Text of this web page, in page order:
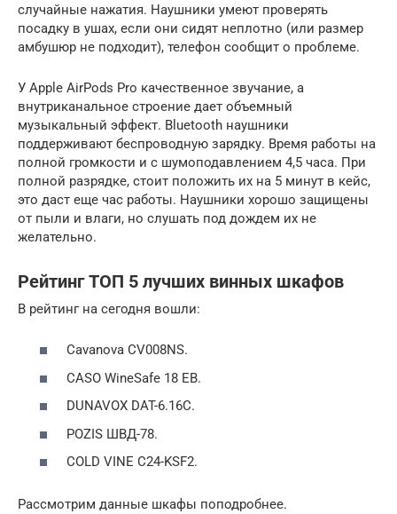
случайные нажатия. Наушники умеют проверять
посадку в ушах, если они сидят неплотно (или размер
амбушюр не подходит), телефон сообщит о проблеме.
У Apple AirPods Pro качественное звучание, а
внутриканальное строение дает объемный
музыкальный эффект. Bluetooth наушники
поддерживают беспроводную зарядку. Время работы на
полной громкости и с шумоподавлением 4,5 часа. При
полной разрядке, стоит положить их на 5 минут в кейс,
это даст еще час работы. Наушники хорошо защищены
от пыли и влаги, но слушать под дождем их не
желательно.
Рейтинг ТОП 5 лучших винных шкафов
В рейтинг на сегодня вошли:
Cavanova CV008NS.
CASO WineSafe 18 EB.
DUNAVOX DAT-6.16C.
POZIS ШВД-78.
COLD VINE C24-KSF2.
Рассмотрим данные шкафы поподробнее.